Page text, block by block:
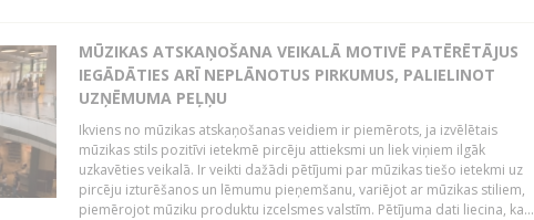
MŪZIKAS ATSKAŅOŠANA VEIKALĀ MOTIVĒ PATĒRĒTĀJUS
IEGĀDĀTIES ARĪ NEPLĀNOTUS PIRKUMUS, PALIELINOT
UZŅĒMUMA PEĻŅU
Ikviens no mūzikas atskaņošanas veidiem ir piemērots, ja izvēlētais
mūzikas stils pozitīvi ietekmē pircēju attieksmi un liek viņiem ilgāk
uzkavēties veikalā. Ir veikti dažādi pētījumi par mūzikas tiešo ietekmi uz
pircēju izturēšanos un lēmumu pieņemšanu, variējot ar mūzikas stiliem,
piemērojot mūziku produktu izcelsmes valstīm. Pētījuma dati liecina, ka...